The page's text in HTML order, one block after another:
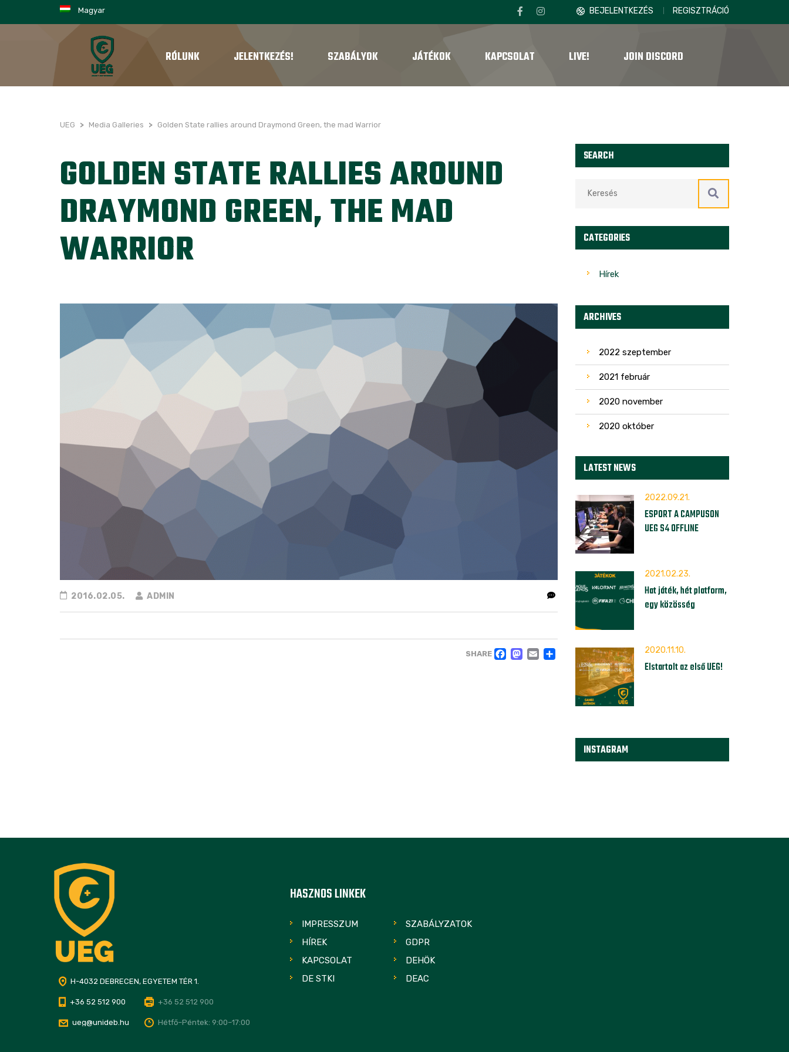
Magyar BEJELENTKEZÉS REGISZTRÁCIÓ
RÓLUNK JELENTKEZÉS! SZABÁLYOK JÁTÉKOK KAPCSOLAT LIVE! JOIN DISCORD
UEG > Media Galleries > Golden State rallies around Draymond Green, the mad Warrior
GOLDEN STATE RALLIES AROUND
DRAYMOND GREEN, THE MAD
WARRIOR
2016.02.05. ADMIN
SHARE FACEBOOK
MASTODON
EMAIL
SHARE
SEARCH
CATEGORIES
Hírek
ARCHIVES
2022 szeptember
2021 február
2020 november
2020 október
LATEST NEWS
2022.09.21.
ESPORT A CAMPUSON
UEG S4 OFFLINE
2021.02.23.
Hat játék, hét platform,
egy közösség
2020.11.10.
Elstartolt az első UEG!
INSTAGRAM
H-4032 DEBRECEN, EGYETEM TÉR 1.
+36 52 512 900 +36 52 512 900
ueg@unideb.hu Hétfő–Péntek: 9:00–17:00
HASZNOS LINKEK
IMPRESSZUM
SZABÁLYZATOK
HÍREK
GDPR
KAPCSOLAT
DEHÖK
DE STKI
DEAC